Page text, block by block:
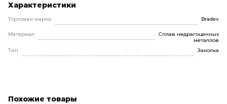
Характеристики
Торговая марка Bradex
Материал
Сплав недрагоценных
металлов
Тип
Заколка
Похожие товары